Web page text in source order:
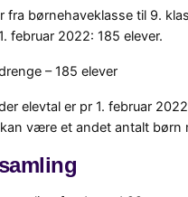
fra børnehaveklasse til 9.
februar 2022: 185 elever.
– 185 elever
elevtal er pr 1. februar
være et andet antalt børn